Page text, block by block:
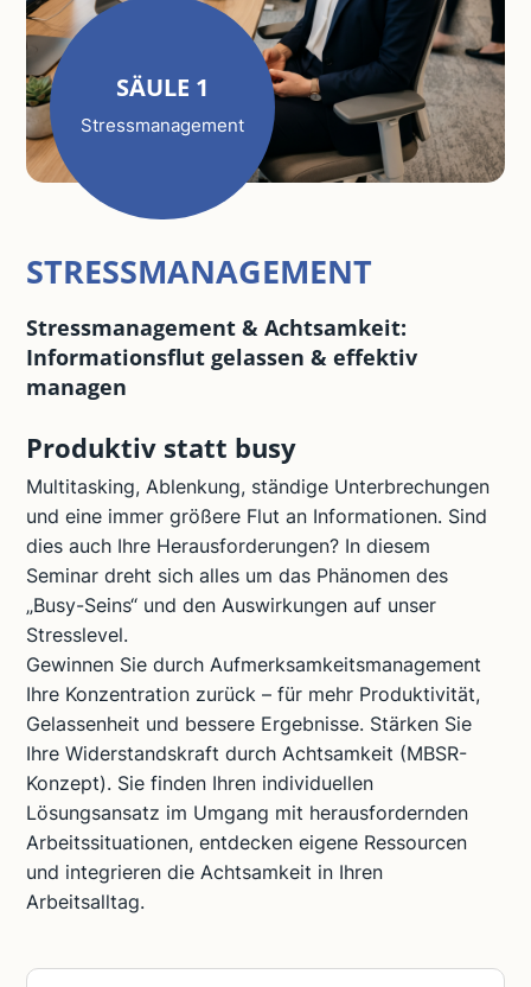
SÄULE 1
Stressmanagement
STRESSMANAGEMENT
Stressmanagement & Achtsamkeit:
Informationsflut gelassen & effektiv
managen
Produktiv statt busy
Multitasking, Ablenkung, ständige Unterbrechungen
und eine immer größere Flut an Informationen. Sind
dies auch Ihre Herausforderungen? In diesem
Seminar dreht sich alles um das Phänomen des
„Busy-Seins“ und den Auswirkungen auf unser
Stresslevel.
Gewinnen Sie durch Aufmerksamkeitsmanagement
Ihre Konzentration zurück – für mehr Produktivität,
Gelassenheit und bessere Ergebnisse. Stärken Sie
Ihre Widerstandskraft durch Achtsamkeit (MBSR-
Konzept). Sie finden Ihren individuellen
Lösungsansatz im Umgang mit herausfordernden
Arbeitssituationen, entdecken eigene Ressourcen
und integrieren die Achtsamkeit in Ihren
Arbeitsalltag.